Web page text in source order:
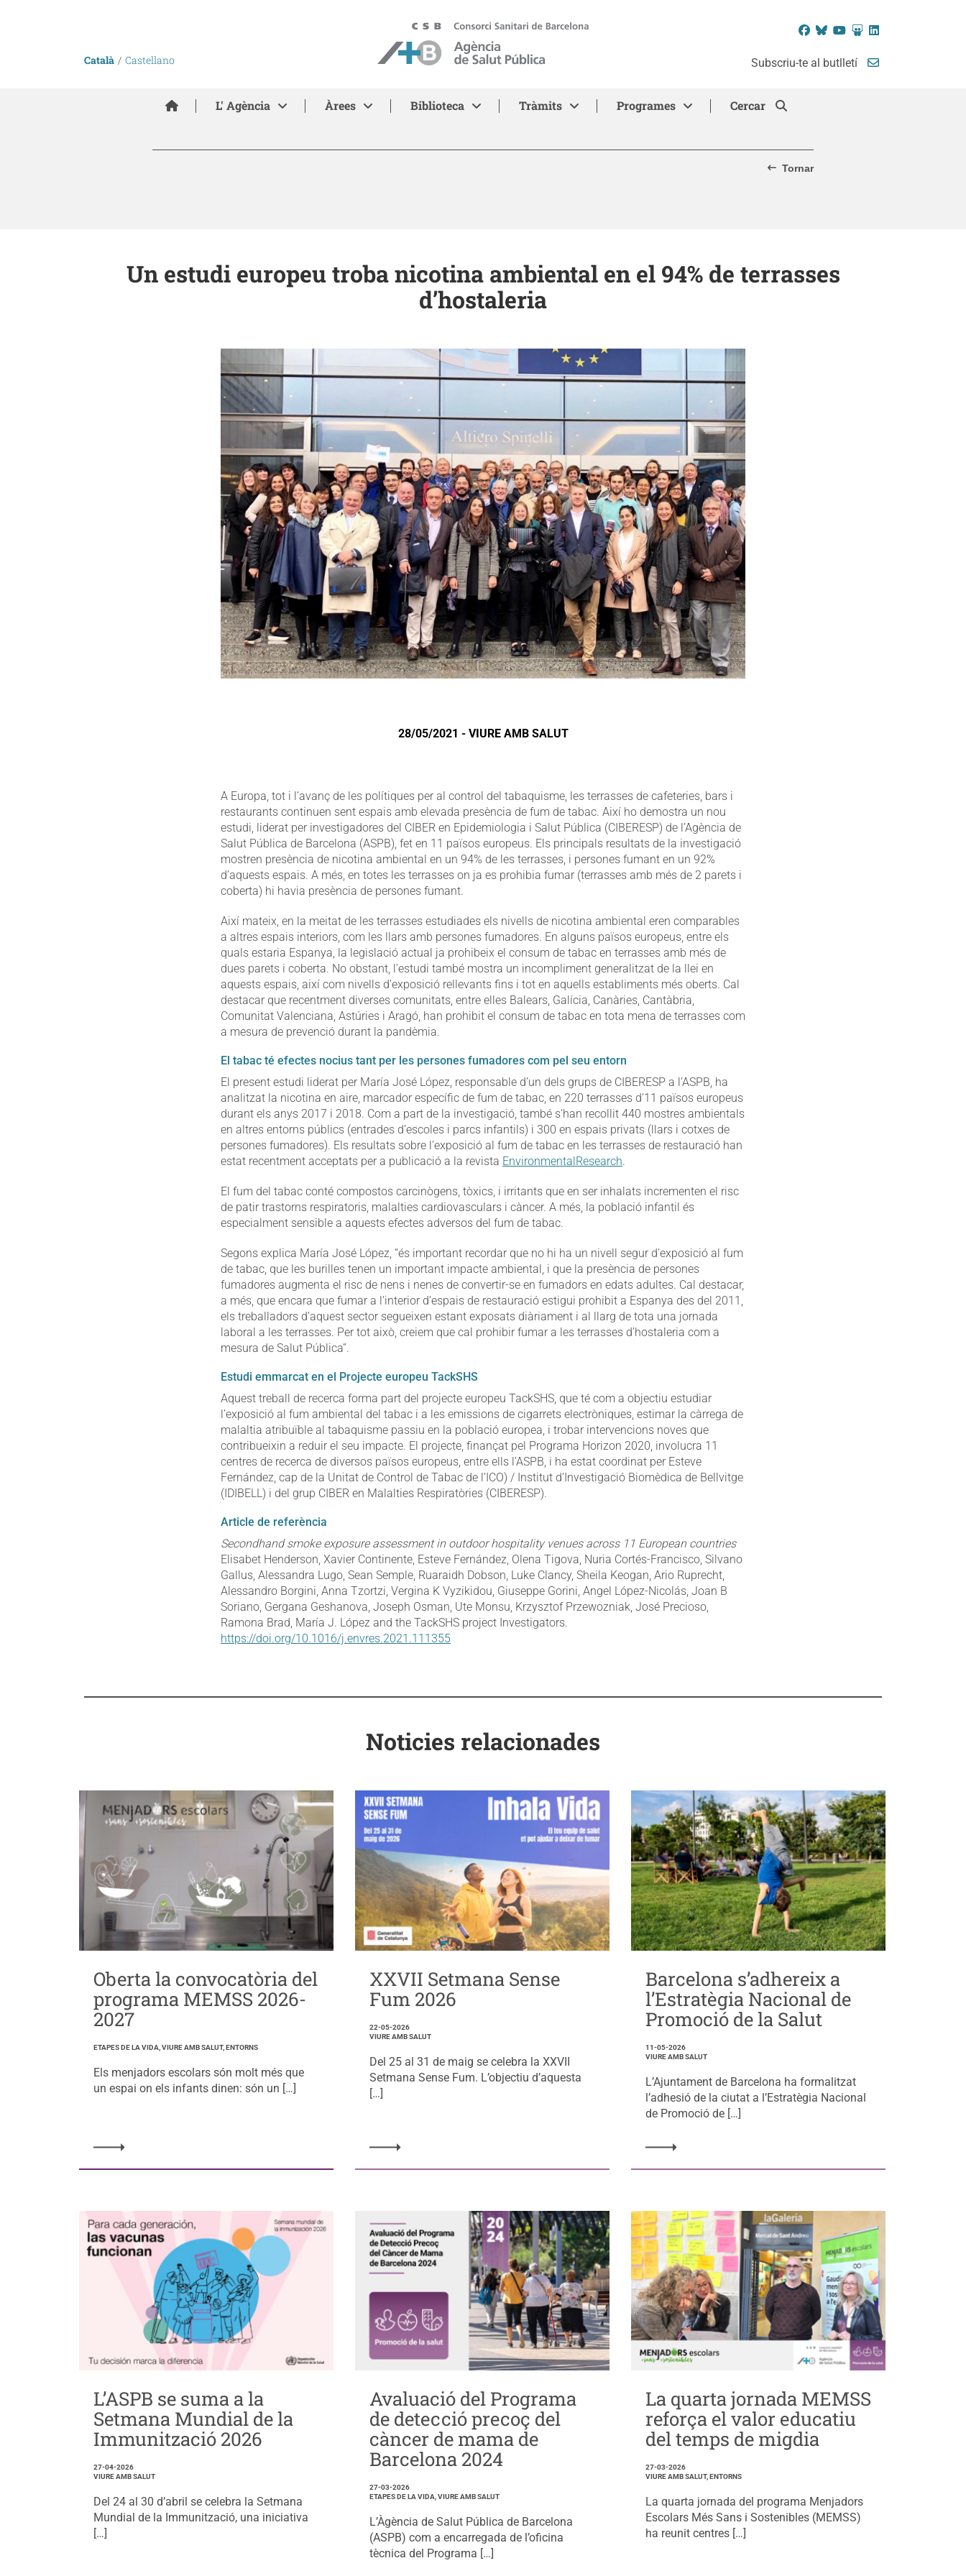
Català Castellano
ASPB - Agència de Salut Pública de Barcelona Facebook
BlueskyYouTube
SlideShare
LinkedIn
Subscriu-te al butlletí
Inici L' Agència Àrees Biblioteca Tràmits Programes Cercar
Tornar
Un estudi europeu troba nicotina ambiental en el 94% de terrasses
d’hostaleria
28/05/2021 - VIURE AMB SALUT
A Europa, tot i l’avanç de les polítiques per al control del tabaquisme, les terrasses de cafeteries, bars i
restaurants continuen sent espais amb elevada presència de fum de tabac. Així ho demostra un nou
estudi, liderat per investigadores del CIBER en Epidemiologia i Salut Pública (CIBERESP) de l’Agència de
Salut Pública de Barcelona (ASPB), fet en 11 països europeus. Els principals resultats de la investigació
mostren presència de nicotina ambiental en un 94% de les terrasses, i persones fumant en un 92%
d’aquests espais. A més, en totes les terrasses on ja es prohibia fumar (terrasses amb més de 2 parets i
coberta) hi havia presència de persones fumant.
Així mateix, en la meitat de les terrasses estudiades els nivells de nicotina ambiental eren comparables
a altres espais interiors, com les llars amb persones fumadores. En alguns països europeus, entre els
quals estaria Espanya, la legislació actual ja prohibeix el consum de tabac en terrasses amb més de
dues parets i coberta. No obstant, l’estudi també mostra un incompliment generalitzat de la llei en
aquests espais, així com nivells d’exposició rellevants fins i tot en aquells establiments més oberts. Cal
destacar que recentment diverses comunitats, entre elles Balears, Galícia, Canàries, Cantàbria,
Comunitat Valenciana, Astúries i Aragó, han prohibit el consum de tabac en tota mena de terrasses com
a mesura de prevenció durant la pandèmia.
El tabac té efectes nocius tant per les persones fumadores com pel seu entorn
El present estudi liderat per María José López, responsable d’un dels grups de CIBERESP a l’ASPB, ha
analitzat la nicotina en aire, marcador específic de fum de tabac, en 220 terrasses d’11 països europeus
durant els anys 2017 i 2018. Com a part de la investigació, també s’han recollit 440 mostres ambientals
en altres entorns públics (entrades d’escoles i parcs infantils) i 300 en espais privats (llars i cotxes de
persones fumadores). Els resultats sobre l’exposició al fum de tabac en les terrasses de restauració han
estat recentment acceptats per a publicació a la revista EnvironmentalResearch.
El fum del tabac conté compostos carcinògens, tòxics, i irritants que en ser inhalats incrementen el risc
de patir trastorns respiratoris, malalties cardiovasculars i càncer. A més, la població infantil és
especialment sensible a aquests efectes adversos del fum de tabac.
Segons explica María José López, “és important recordar que no hi ha un nivell segur d’exposició al fum
de tabac, que les burilles tenen un important impacte ambiental, i que la presència de persones
fumadores augmenta el risc de nens i nenes de convertir-se en fumadors en edats adultes. Cal destacar,
a més, que encara que fumar a l’interior d’espais de restauració estigui prohibit a Espanya des del 2011,
els treballadors d’aquest sector segueixen estant exposats diàriament i al llarg de tota una jornada
laboral a les terrasses. Per tot això, creiem que cal prohibir fumar a les terrasses d’hostaleria com a
mesura de Salut Pública”.
Estudi emmarcat en el Projecte europeu TackSHS
Aquest treball de recerca forma part del projecte europeu TackSHS, que té com a objectiu estudiar
l’exposició al fum ambiental del tabac i a les emissions de cigarrets electròniques, estimar la càrrega de
malaltia atribuïble al tabaquisme passiu en la població europea, i trobar intervencions noves que
contribueixin a reduir el seu impacte. El projecte, finançat pel Programa Horizon 2020, involucra 11
centres de recerca de diversos països europeus, entre ells l’ASPB, i ha estat coordinat per Esteve
Fernández, cap de la Unitat de Control de Tabac de l’ICO) / Institut d’Investigació Biomèdica de Bellvitge
(IDIBELL) i del grup CIBER en Malalties Respiratòries (CIBERESP).
Article de referència
Secondhand smoke exposure assessment in outdoor hospitality venues across 11 European countries
Elisabet Henderson, Xavier Continente, Esteve Fernández, Olena Tigova, Nuria Cortés-Francisco, Silvano
Gallus, Alessandra Lugo, Sean Semple, Ruaraidh Dobson, Luke Clancy, Sheila Keogan, Ario Ruprecht,
Alessandro Borgini, Anna Tzortzi, Vergina K Vyzikidou, Giuseppe Gorini, Angel López-Nicolás, Joan B
Soriano, Gergana Geshanova, Joseph Osman, Ute Monsu, Krzysztof Przewozniak, José Precioso,
Ramona Brad, María J. López and the TackSHS project Investigators.
https://doi.org/10.1016/j.envres.2021.111355
Noticies relacionades
Oberta la convocatòria del
programa MEMSS 2026-
2027
ETAPES DE LA VIDA, VIURE AMB SALUT, ENTORNS
Els menjadors escolars són molt més que
un espai on els infants dinen: són un […]
XXVII Setmana Sense
Fum 2026
22-05-2026
VIURE AMB SALUT
Del 25 al 31 de maig se celebra la XXVII
Setmana Sense Fum. L’objectiu d’aquesta
[…]
Barcelona s’adhereix a
l’Estratègia Nacional de
Promoció de la Salut
11-05-2026
VIURE AMB SALUT
L’Ajuntament de Barcelona ha formalitzat
l’adhesió de la ciutat a l’Estratègia Nacional
de Promoció de […]
L’ASPB se suma a la
Setmana Mundial de la
Immunització 2026
27-04-2026
VIURE AMB SALUT
Del 24 al 30 d’abril se celebra la Setmana
Mundial de la Immunització, una iniciativa
[…]
Avaluació del Programa
de detecció precoç del
càncer de mama de
Barcelona 2024
27-03-2026
ETAPES DE LA VIDA, VIURE AMB SALUT
L’Àgència de Salut Pública de Barcelona
(ASPB) com a encarregada de l’oficina
tècnica del Programa […]
La quarta jornada MEMSS
reforça el valor educatiu
del temps de migdia
27-03-2026
VIURE AMB SALUT, ENTORNS
La quarta jornada del programa Menjadors
Escolars Més Sans i Sostenibles (MEMSS)
ha reunit centres […]